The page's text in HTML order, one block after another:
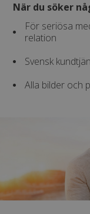
När du söker
För seriösa
relation
Svensk
Alla bilder och